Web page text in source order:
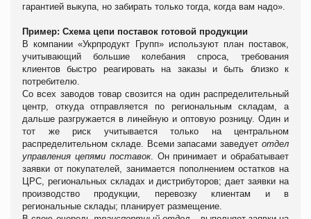
гарантией выкупа, но забирать только тогда, когда вам надо».
Пример: Схема цепи поставок готовой продукции
В компании «Укрпродукт Групп» используют план поставок,
учитывающий большие колебания спроса, требования
клиентов быстро реагировать на заказы и быть близко к
потребителю.
Со всех заводов товар свозится на один распределительный
центр, откуда отправляется по региональным складам, а
дальше разгружается в линейную и оптовую розницу. Один и
тот же риск учитывается только на центральном
распределительном складе.
Всеми запасами заведуетотдел
управления цепями поставок. Он принимает и обрабатывает
заявки от покупателей, занимается пополнением остатков на
ЦРС, региональных складах и дистрибуторов; дает заявки на
производство продукции, перевозку клиентам и в
региональные склады; планирует размещение.